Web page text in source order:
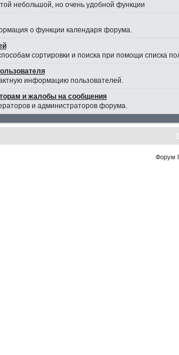
небольшой, но очень удобной функции
о функции календаря форума.
сортировки и поиска при помощи списка
информацию пользователей.
и жалобы на сообщения
и администраторов форума.
Форум